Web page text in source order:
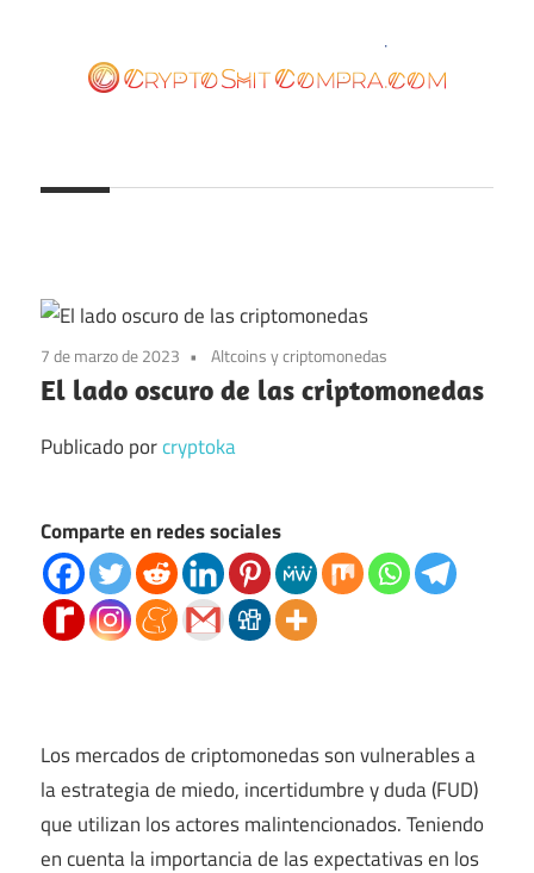
contenido
7 de marzo de 2023 Altcoins y criptomonedas
El lado oscuro de las criptomonedas
Publicado porcryptoka
Comparte en redes sociales
Los mercados de criptomonedas son vulnerables a
la estrategia de miedo, incertidumbre y duda (FUD)
que utilizan los actores malintencionados. Teniendo
en cuenta la importancia de las expectativas en los